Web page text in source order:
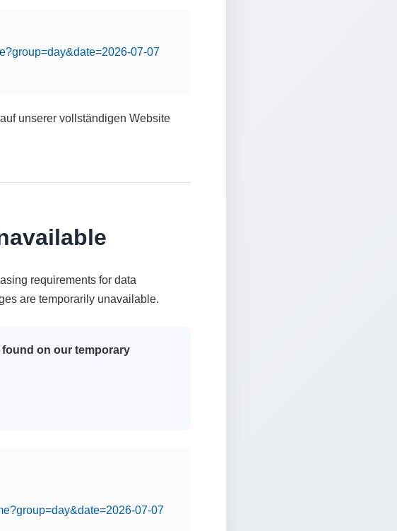
07-07
unserer vollständigen Website
requirements for data
are temporarily unavailable.
on our temporary
07-07